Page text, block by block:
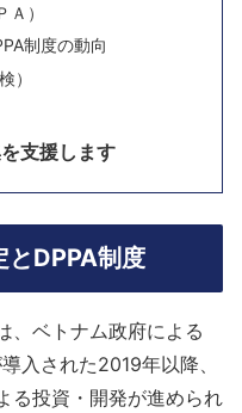
）
制度の動向
）
支援します
とDPPA制度
、ベトナム政府による
入された2019年以降、
る投資・開発が進められ